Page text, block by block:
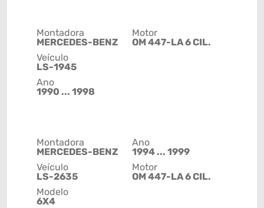
Montadora
MERCEDES-BENZ
Veículo
LS-1945
Ano
1990 ... 1998
Motor
OM 447-LA 6 CIL.
Montadora
MERCEDES-BENZ
Veículo
LS-2635
Modelo
6X4
Ano
1994 ... 1999
Motor
OM 447-LA 6 CIL.